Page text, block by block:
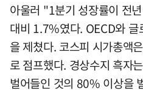
아울러 "1분기 성장률이 전
대비 1.7%였다. OECD와
을 제쳤다. 코스피 시가총액
로 점프했다. 경상수지 흑자
벌어들인 것의 80% 이상을